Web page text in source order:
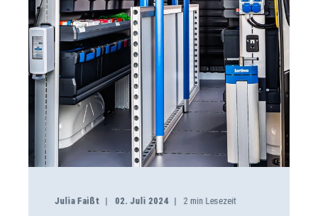
Julia Faißt 02. Juli 2024 2min Lesezeit